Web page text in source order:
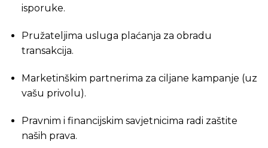
isporuke.
Pružateljima usluga plaćanja za obradu
transakcija.
Marketinškim partnerima za ciljane kampanje (uz
vašu privolu).
Pravnim i financijskim savjetnicima radi zaštite
naših prava.